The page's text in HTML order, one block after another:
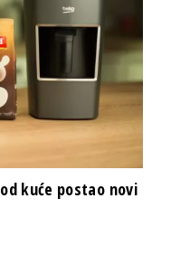
kuće postao novi